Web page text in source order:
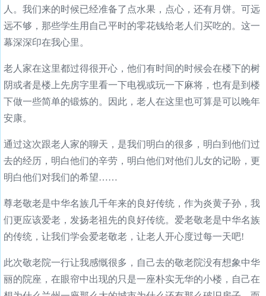
人。我们来的时候已经准备了点水果，点心，还有月饼。可远
远不够，那些学生用自己平时的零花钱给老人们买吃的。这一
幕深深印在我心里。
老人家在这里都过得很开心，他们有时间的时候会在楼下的树
阴或者是楼上先房字里看一下电视或玩一下麻将，也有是到楼
下做一些简单的锻炼的。因此，老人在这里也可算是可以晚年
安康。
通过这次跟老人家的聊天，是我们明白的很多，明白到他们过
去的经历，明白他们的辛劳，明白他们对他们儿女的记盼，更
明白他们对我们的希望……
尊老敬老是中华名族几千年来的良好传统，作为炎黄子孙，我
们更应该爱老，发扬老祖先的良好传统。爱老敬老是中华名族
的传统，让我们学会爱老敬老，让老人开心度过每一天吧!
此次敬老院一行让我感慨很多，自己去的敬老院没有想象中华
丽的院座，在眼帘中出现的只是一座朴实无华的小楼，自己在